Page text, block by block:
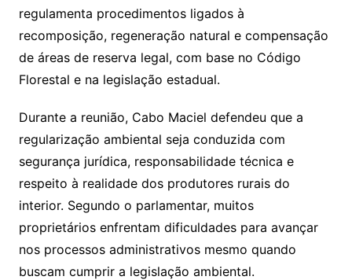
regulamenta procedimentos ligados à
recomposição, regeneração natural e compensação
de áreas de reserva legal, com base no Código
Florestal e na legislação estadual.
Durante a reunião, Cabo Maciel defendeu que a
regularização ambiental seja conduzida com
segurança jurídica, responsabilidade técnica e
respeito à realidade dos produtores rurais do
interior. Segundo o parlamentar, muitos
proprietários enfrentam dificuldades para avançar
nos processos administrativos mesmo quando
buscam cumprir a legislação ambiental.